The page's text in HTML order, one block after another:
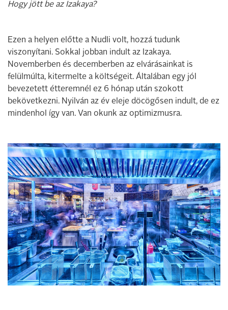
Hogy jött be az Izakaya?
Ezen a helyen előtte a Nudli volt, hozzá tudunk
viszonyítani. Sokkal jobban indult az Izakaya.
Novemberben és decemberben az elvárásainkat is
felülmúlta, kitermelte a költségeit. Általában egy jól
bevezetett étteremnél ez 6 hónap után szokott
bekövetkezni. Nyilván az év eleje döcögősen indult, de ez
mindenhol így van. Van okunk az optimizmusra.